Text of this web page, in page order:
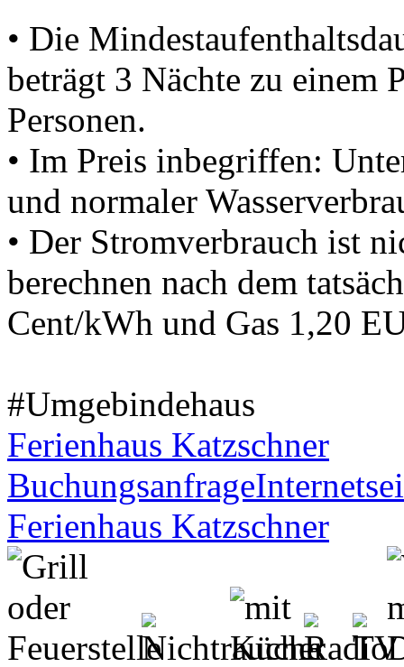
• Die
beträgt 3 Nächte zu einem
Personen.
• Im Preis inbegriffen:
und normaler
• Der Stromverbrauch ist
berechnen nach dem
Cent/kWh und Gas 1,20
#Umgebindehaus
Ferienhaus Katzschner
Buchungsanfrage
Ferienhaus Katzschner